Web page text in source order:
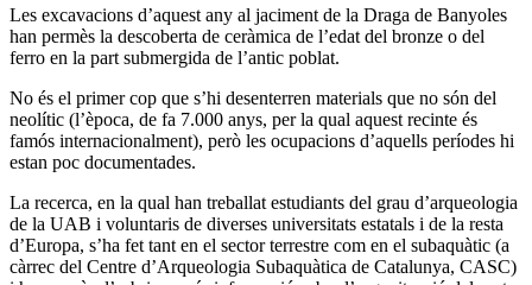
Les excavacions d’aquest any al jaciment de la Draga de Banyoles
han permès la descoberta de ceràmica de l’edat del bronze o del
ferro en la part submergida de l’antic poblat.
No és el primer cop que s’hi desenterren materials que no són del
neolític (l’època, de fa 7.000 anys, per la qual aquest recinte és
famós internacionalment), però les ocupacions d’aquells períodes hi
estan poc documentades.
La recerca, en la qual han treballat estudiants del grau d’arqueologia
de la UAB i voluntaris de diverses universitats estatals i de la resta
d’Europa, s’ha fet tant en el sector terrestre com en el subaquàtic (a
càrrec del Centre d’Arqueologia Subaquàtica de Catalunya, CASC)